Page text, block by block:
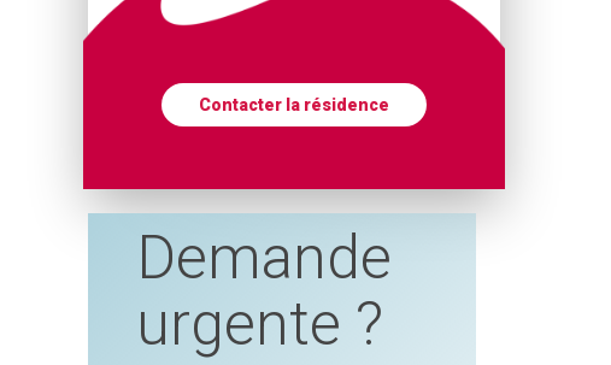
Contacter la résidence
Demande
urgente ?